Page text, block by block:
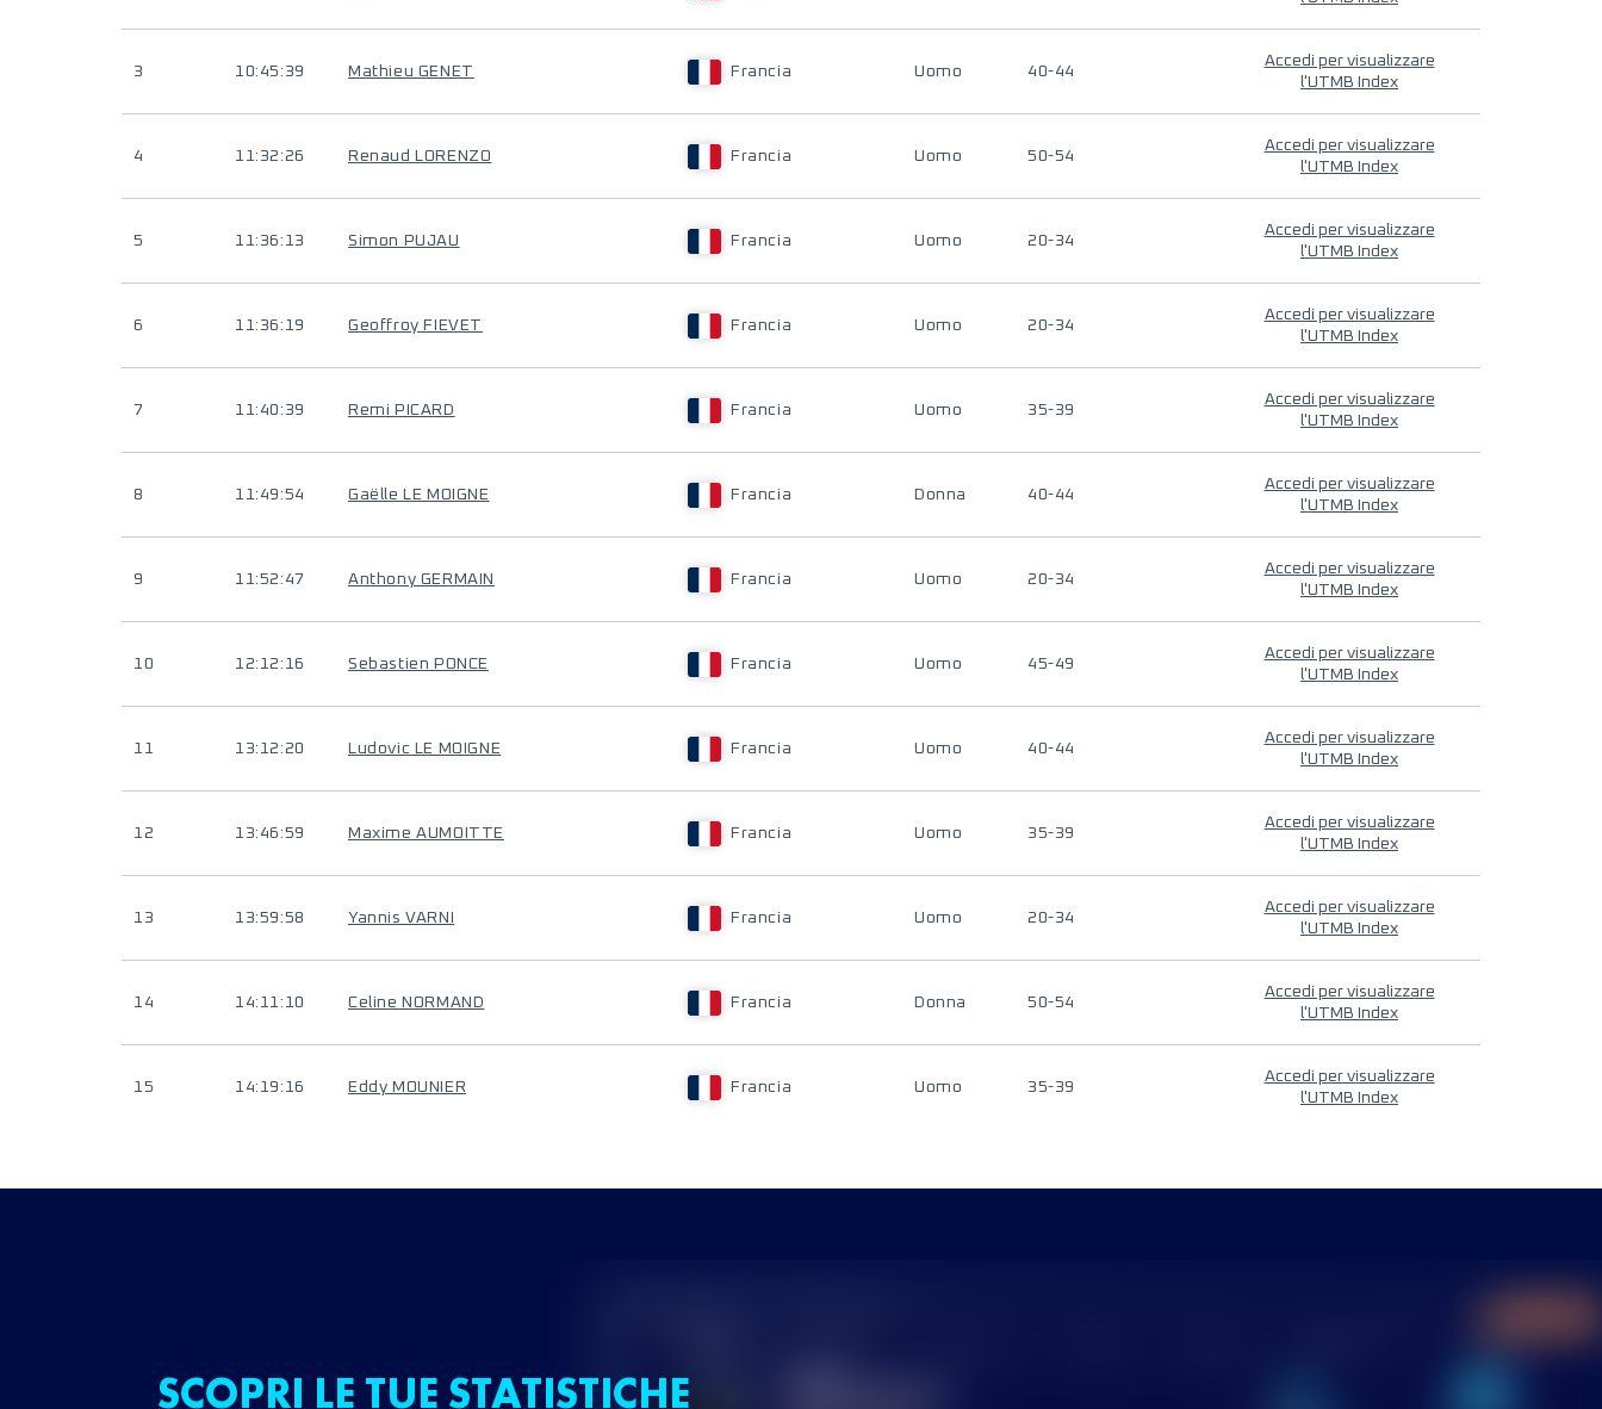
3 10:45:39 Mathieu GENET Francia Uomo 40-44
Accedi per visualizzare
l'UTMB Index
4 11:32:26 Renaud LORENZO Francia Uomo 50-54
Accedi per visualizzare
l'UTMB Index
5 11:36:13 Simon PUJAU Francia Uomo 20-34
Accedi per visualizzare
l'UTMB Index
6 11:36:19 Geoffroy FIEVET Francia Uomo 20-34
Accedi per visualizzare
l'UTMB Index
7 11:40:39 Remi PICARD Francia Uomo 35-39
Accedi per visualizzare
l'UTMB Index
8 11:49:54 Gaëlle LE MOIGNE Francia Donna 40-44
Accedi per visualizzare
l'UTMB Index
9 11:52:47 Anthony GERMAIN Francia Uomo 20-34
Accedi per visualizzare
l'UTMB Index
10 12:12:16 Sebastien PONCE Francia Uomo 45-49
Accedi per visualizzare
l'UTMB Index
11 13:12:20 Ludovic LE MOIGNE Francia Uomo 40-44
Accedi per visualizzare
l'UTMB Index
12 13:46:59 Maxime AUMOITTE Francia Uomo 35-39
Accedi per visualizzare
l'UTMB Index
13 13:59:58 Yannis VARNI Francia Uomo 20-34
Accedi per visualizzare
l'UTMB Index
14 14:11:10 Celine NORMAND Francia Donna 50-54
Accedi per visualizzare
l'UTMB Index
15 14:19:16 Eddy MOUNIER Francia Uomo 35-39
Accedi per visualizzare
l'UTMB Index
SCOPRI LE TUE STATISTICHE